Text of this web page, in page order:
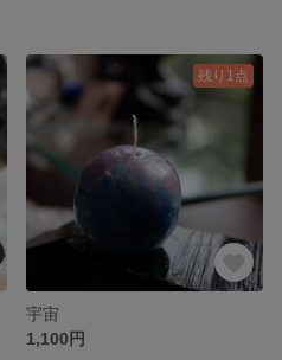
残り1点
宇宙
1,100円